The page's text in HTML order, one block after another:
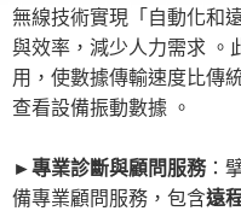
無線技術實現「自動化和
與效率，減少人力需求 。
用，使數據傳輸速度比傳
查看設備振動數據 。
►專業診斷與顧問服務：
備專業顧問服務，包含遠